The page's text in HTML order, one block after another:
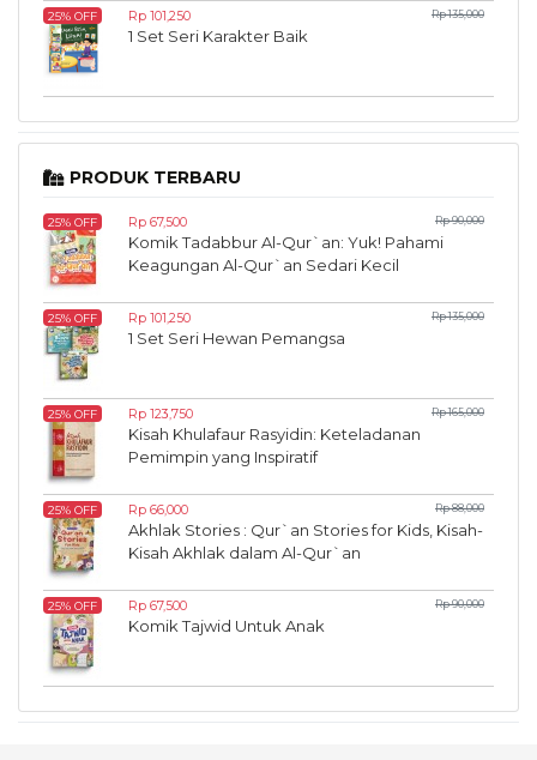
25% OFF Rp 101,250 Rp 135,000
1 Set Seri Karakter Baik
PRODUK TERBARU
25% OFF Rp 67,500 Rp 90,000
Komik Tadabbur Al-Qur`an: Yuk! Pahami
Keagungan Al-Qur`an Sedari Kecil
25% OFF Rp 101,250 Rp 135,000
1 Set Seri Hewan Pemangsa
25% OFF Rp 123,750 Rp 165,000
Kisah Khulafaur Rasyidin: Keteladanan
Pemimpin yang Inspiratif
25% OFF Rp 66,000 Rp 88,000
Akhlak Stories : Qur`an Stories for Kids, Kisah-
Kisah Akhlak dalam Al-Qur`an
25% OFF Rp 67,500 Rp 90,000
Komik Tajwid Untuk Anak